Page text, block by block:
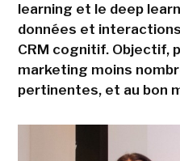
learning et le deep
données et
CRM cognitif. Objectif,
marketing moins
pertinentes, et au bon